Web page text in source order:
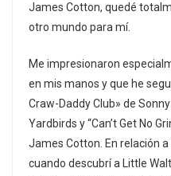
James Cotton, quedé
otro mundo para mí.
Me impresionaron
en mis manos y que he
Craw-Daddy Club» de
Yardbirds y “Can’t Get No
James Cotton. En relación
cuando descubrí a Little